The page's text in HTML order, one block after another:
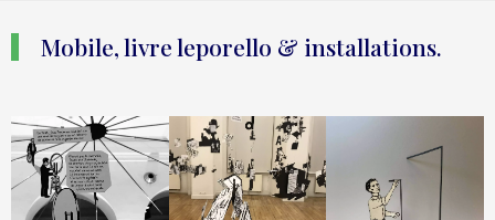
Mobile, livre leporello & installations.